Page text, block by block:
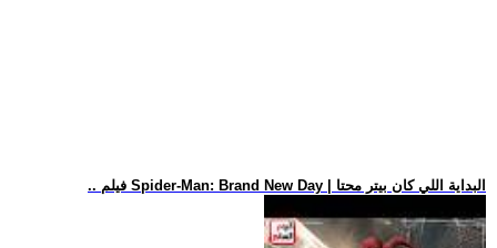
.. فيلم Spider-Man: Brand New Day | البداية اللي كان بيتر محتا